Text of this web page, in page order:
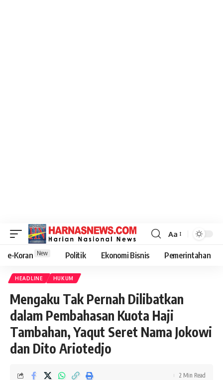
Aa
e-Koran New Politik Ekonomi Bisnis Pemerintahan
HEADLINE HUKUM
Mengaku Tak Pernah Dilibatkan
dalam Pembahasan Kuota Haji
Tambahan, Yaqut Seret Nama Jokowi
dan Dito Ariotedjo
2 Min Read